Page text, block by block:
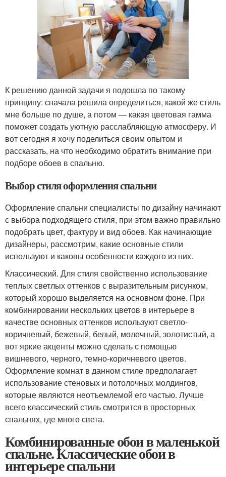
К решению данной задачи я подошла по такому
принципу: сначала решила определиться, какой же стиль
мне больше по душе, а потом — какая цветовая гамма
поможет создать уютную расслабляющую атмосферу. И
вот сегодня я хочу поделиться своим опытом и
рассказать, на что необходимо обратить внимание при
подборе обоев в спальню.
Выбор стиля оформления спальни
Оформление спальни специалисты по дизайну начинают
с выбора подходящего стиля, при этом важно правильно
подобрать цвет, фактуру и вид обоев. Как начинающие
дизайнеры, рассмотрим, какие основные стили
используют и каковы особенности каждого из них.
Классический. Для стиля свойственно использование
теплых светлых оттенков с выразительным рисунком,
который хорошо выделяется на основном фоне. При
комбинировании нескольких цветов в интерьере в
качестве основных оттенков используют светло-
коричневый, бежевый, белый, молочный, золотистый, а
вот яркие акценты можно сделать с помощью
вишневого, черного, темно-коричневого цветов.
Оформление комнат в данном стиле предполагает
использование стеновых и потолочных молдингов,
которые являются неотъемлемой его частью. Лучше
всего классический стиль смотрится в просторных
спальнях, где много света.
Комбинированные обои в маленькой
спальне. Классические обои в
интерьере спальни